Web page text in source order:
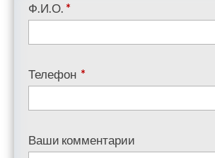
Ф.И.О. *
Телефон *
Ваши комментарии